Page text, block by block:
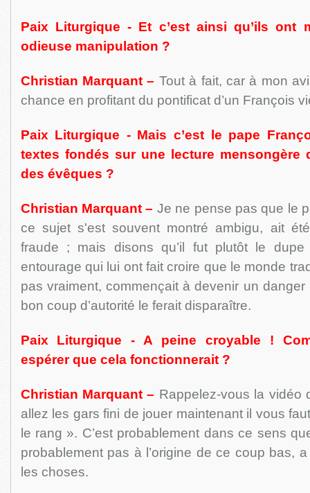
Paix Liturgique - Et c’est ainsi qu’ils ont
odieuse manipulation ?
Christian Marquant – Tout à fait, car à mon
chance en profitant du pontificat d’un François
Paix Liturgique - Mais c’est le pape
textes fondés sur une lecture mensongère
des évêques ?
Christian Marquant – Je ne pense pas que le
ce sujet s'est souvent montré ambigu, ait
fraude ; mais disons qu’il fut plutôt le
entourage qui lui ont fait croire que le monde
pas vraiment, commençait à devenir un danger
bon coup d’autorité le ferait disparaître.
Paix Liturgique - A peine croyable !
espérer que cela fonctionnerait ?
Christian Marquant – Rappelez-vous la vidéo
allez les gars fini de jouer maintenant il vous
le rang ». C’est probablement dans ce sens
probablement pas à l’origine de ce coup bas,
les choses.